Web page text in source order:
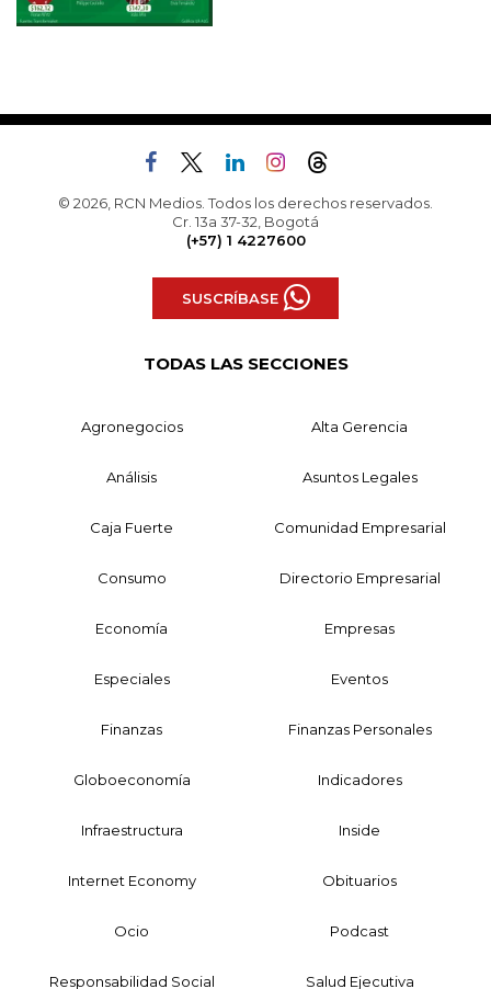
© 2026, RCN Medios. Todos los derechos reservados.
Cr. 13a 37-32, Bogotá
(+57) 1 4227600
SUSCRÍBASE
TODAS LAS SECCIONES
Agronegocios Alta Gerencia
Análisis Asuntos Legales
Caja Fuerte Comunidad Empresarial
Consumo Directorio Empresarial
Economía Empresas
Especiales Eventos
Finanzas Finanzas Personales
Globoeconomía Indicadores
Infraestructura Inside
Internet Economy Obituarios
Ocio Podcast
Responsabilidad Social Salud Ejecutiva